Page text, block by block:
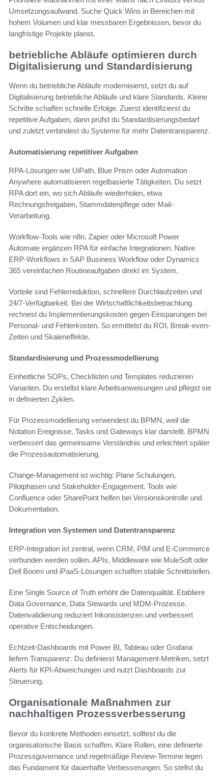
Umsetzungsaufwand. Suche Quick Wins in Bereichen mit
hohem Volumen und klar messbaren Ergebnissen, bevor du
langfristige Projekte planst.
betriebliche Abläufe optimieren durch
Digitalisierung und Standardisierung
Wenn du betriebliche Abläufe modernisierst, setzt du auf
Digitalisierung betriebliche Abläufe und klare Standards. Kleine
Schritte schaffen schnelle Erfolge. Zuerst identifizierst du
repetitive Aufgaben, dann prüfst du Standardisierungsbedarf
und zuletzt verbindest du Systeme für mehr Datentransparenz.
Automatisierung repetitiver Aufgaben
RPA-Lösungen wie UiPath, Blue Prism oder Automation
Anywhere automatisieren regelbasierte Tätigkeiten. Du setzt
RPA dort ein, wo sich Abläufe wiederholen, etwa
Rechnungsfreigaben, Stammdatenpflege oder Mail-
Verarbeitung.
Workflow-Tools wie n8n, Zapier oder Microsoft Power
Automate ergänzen RPA für einfache Integrationen. Native
ERP-Workflows in SAP Business Workflow oder Dynamics
365 vereinfachen Routineaufgaben direkt im System.
Vorteile sind Fehlerreduktion, schnellere Durchlaufzeiten und
24/7-Verfügbarkeit. Bei der Wirtschaftlichkeitsbetrachtung
rechnest du Implementierungskosten gegen Einsparungen bei
Personal- und Fehlerkosten. So ermittelst du ROI, Break-even-
Zeiten und Skaleneffekte.
Standardisierung und Prozessmodellierung
Einheitliche SOPs, Checklisten und Templates reduzieren
Varianten. Du erstellst klare Arbeitsanweisungen und pflegst sie
in definierten Zyklen.
Für Prozessmodellierung verwendest du BPMN, weil die
Notation Ereignisse, Tasks und Gateways klar darstellt. BPMN
verbessert das gemeinsame Verständnis und erleichtert später
die Prozessautomatisierung.
Change-Management ist wichtig: Plane Schulungen,
Pilotphasen und Stakeholder-Engagement. Tools wie
Confluence oder SharePoint helfen bei Versionskontrolle und
Dokumentation.
Integration von Systemen und Datentransparenz
ERP-Integration ist zentral, wenn CRM, PIM und E-Commerce
verbunden werden sollen. APIs, Middleware wie MuleSoft oder
Dell Boomi und iPaaS-Lösungen schaffen stabile Schnittstellen.
Eine Single Source of Truth erhöht die Datenqualität. Etabliere
Data Governance, Data Stewards und MDM-Prozesse.
Datenvalidierung reduziert Inkonsistenzen und verbessert
operative Entscheidungen.
Echtzeit-Dashboards mit Power BI, Tableau oder Grafana
liefern Transparenz. Du definierst Management-Metriken, setzt
Alerts für KPI-Abweichungen und nutzt Dashboards zur
Steuerung.
Organisationale Maßnahmen zur
nachhaltigen Prozessverbesserung
Bevor du konkrete Methoden einsetzt, solltest du die
organisatorische Basis schaffen. Klare Rollen, eine definierte
Prozessgovernance und regelmäßige Review-Termine legen
das Fundament für dauerhafte Verbesserungen. So stellst du